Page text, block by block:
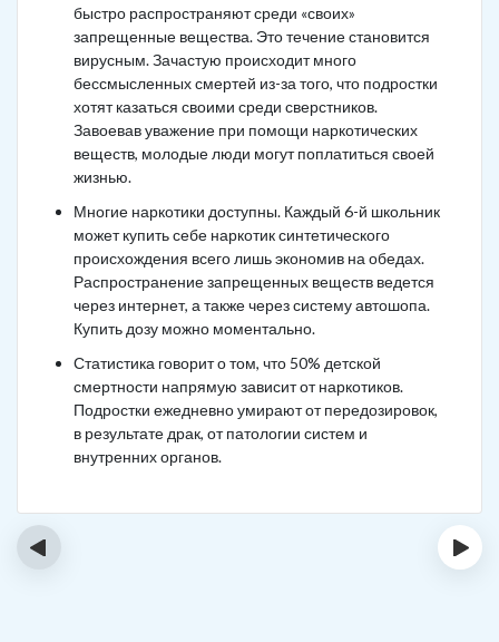
быстро распространяют среди «своих»
запрещенные вещества. Это течение становится
вирусным. Зачастую происходит много
бессмысленных смертей из-за того, что подростки
хотят казаться своими среди сверстников.
Завоевав уважение при помощи наркотических
веществ, молодые люди могут поплатиться своей
жизнью.
Многие наркотики доступны. Каждый 6-й школьник
может купить себе наркотик синтетического
происхождения всего лишь экономив на обедах.
Распространение запрещенных веществ ведется
через интернет, а также через систему автошопа.
Купить дозу можно моментально.
Статистика говорит о том, что 50% детской
смертности напрямую зависит от наркотиков.
Подростки ежедневно умирают от передозировок,
в результате драк, от патологии систем и
внутренних органов.
‹ ›